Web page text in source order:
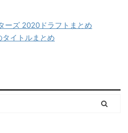
ーズ 2020ドラフトまとめ
イトルまとめ